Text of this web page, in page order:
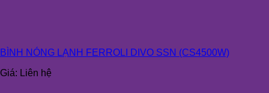
BÌNH NÓNG LẠNH FERROLI DIVO SSN (CS4500W)
Giá: Liên hệ